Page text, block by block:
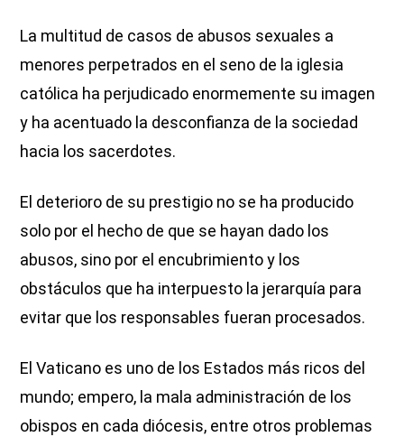
La multitud de casos de abusos sexuales a
menores perpetrados en el seno de la iglesia
católica ha perjudicado enormemente su imagen
y ha acentuado la desconfianza de la sociedad
hacia los sacerdotes.
El deterioro de su prestigio no se ha producido
solo por el hecho de que se hayan dado los
abusos, sino por el encubrimiento y los
obstáculos que ha interpuesto la jerarquía para
evitar que los responsables fueran procesados.
El Vaticano es uno de los Estados más ricos del
mundo; empero, la mala administración de los
obispos en cada diócesis, entre otros problemas